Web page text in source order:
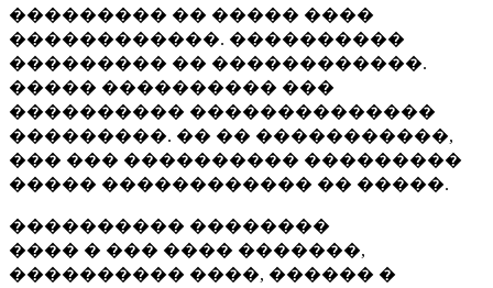
��������� �� ����� ����
������������. ����������
��������� �� ������������.
����� ���������� ���
���������� ��������������
���������. �� �� �����������,
��� ��� ���������� ���������
����� ������������ �� �����.
���������� ��������
���� � ��� ���� �������,
���������� ����, ������ �